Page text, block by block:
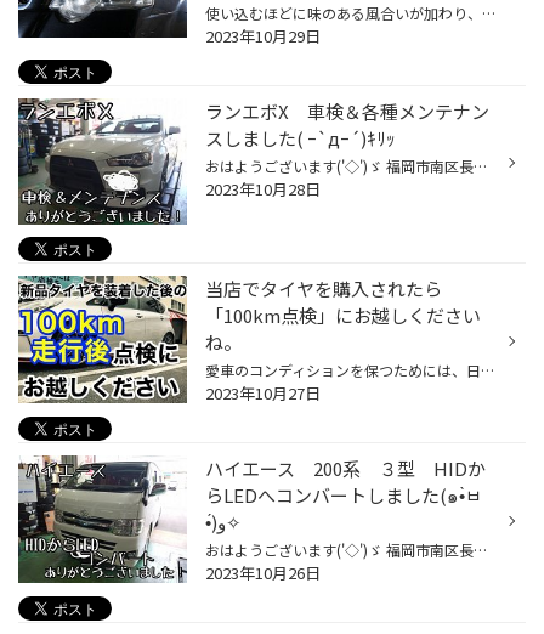
使い込むほどに味のある風合いが加わり、愛着も増していく。そんなふうに、エイジングが楽しめる“お気に入りの道具やモノ”に囲まれた生活ってとてもあこがれます。でも、クルマに関しては、これって当てはまりませんよね。いつも調子よく、内外装もパリッと新車のようであってほしいものです。 とは...
2023年10月29日
ランエボX 車検＆各種メンテナン
スしました( ｰ`дｰ´)ｷﾘｯ
おはようございます('◇')ゞ 福岡市南区長丘のタイヤショップ、、 タイヤ館長尾のよしむら＠てんちょです(*‘∀‘) 【アウトレットセール開催中！】 Webチラシはこちら☆ 三菱：ランサーエボリューションX MENU:車検＆各種メンテナンス 今回のお客様、、 以前より別のお車でタイヤ館長尾店をご利用でした...
2023年10月28日
当店でタイヤを購入されたら
「100km点検」にお越しください
ね。
愛車のコンディションを保つためには、日々のメンテナンスが欠かせません。エンジンオイル交換やエアコンフィルター交換、車内消臭･除菌、防錆コーティングなどなど、当店では愛車の健康維持に効くさまざまなメニューを用意しています。そんな面からもお客さまの快適なドライビングをサポートしてい...
2023年10月27日
ハイエース 200系 ３型 HIDか
らLEDへコンバートしました(๑•̀ㅂ
•́)و✧
おはようございます('◇')ゞ 福岡市南区長丘のタイヤショップ、、 タイヤ館長尾のよしむら＠てんちょです(*‘∀‘) 【アウトレットセール開催中！】 Webチラシはこちら☆ TOYOTA：ハイエース ３型 MENU:LEDコンバート 今回のお客様、、 よしむらがタイヤ館佐賀大和インター店に勤務してたときからのお客...
2023年10月26日